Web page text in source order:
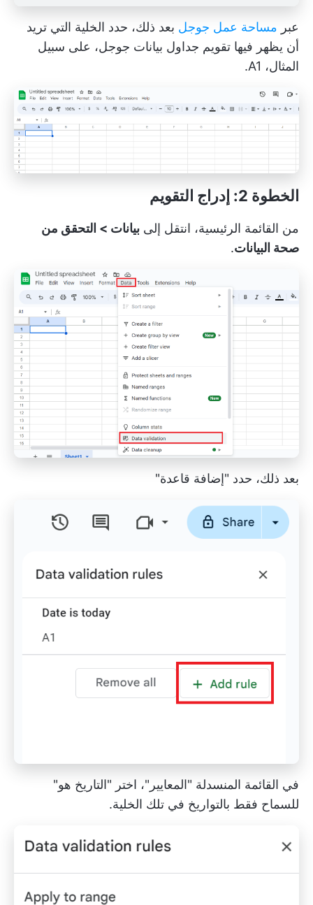
عبر مساحة عمل جوجل بعد ذلك، حدد الخلية التي تريد
أن يظهر فيها تقويم جداول بيانات جوجل، على سبيل
المثال، A1.
الخطوة 2: إدراج التقويم
من القائمة الرئيسية، انتقل إلى بيانات > التحقق من
صحة البيانات.
بعد ذلك، حدد "إضافة قاعدة"
في القائمة المنسدلة "المعايير"، اختر "التاريخ هو"
للسماح فقط بالتواريخ في تلك الخلية.